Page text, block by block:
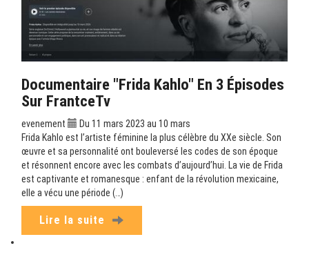
Documentaire "Frida Kahlo" En 3 Épisodes
Sur FrantceTv
evenement
Du 11 mars 2023 au 10 mars
Frida Kahlo est l’artiste féminine la plus célèbre du XXe siècle. Son
œuvre et sa personnalité ont bouleversé les codes de son époque
et résonnent encore avec les combats d’aujourd’hui. La vie de Frida
est captivante et romanesque : enfant de la révolution mexicaine,
elle a vécu une période (…)
Lire la suite